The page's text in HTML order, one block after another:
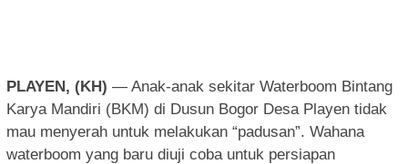
PLAYEN, (KH) — Anak-anak sekitar Waterboom Bintang
Karya Mandiri (BKM) di Dusun Bogor Desa Playen tidak
mau menyerah untuk melakukan “padusan”. Wahana
waterboom yang baru diuji coba untuk persiapan